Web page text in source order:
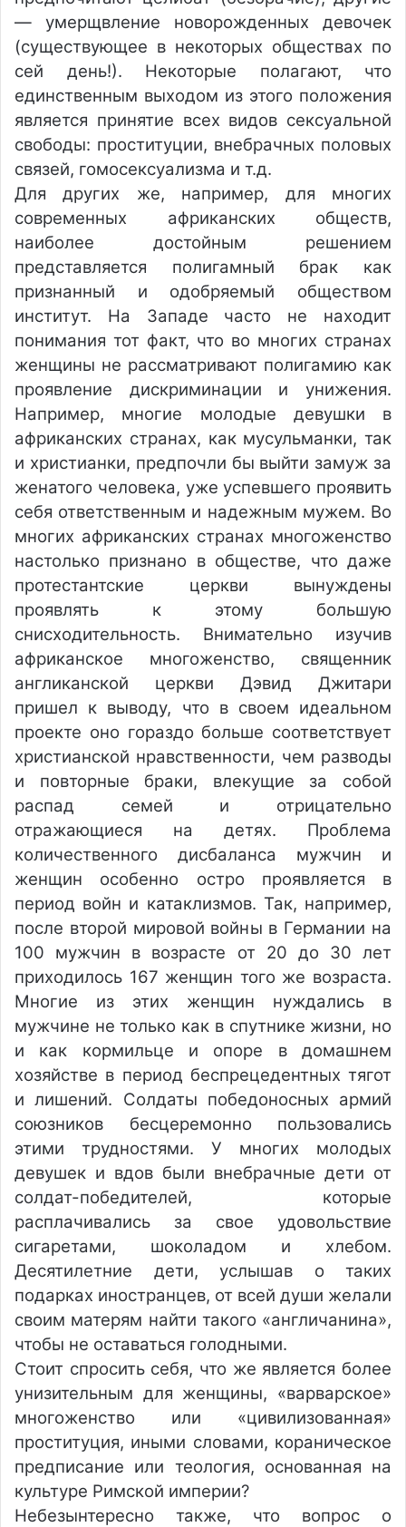
— умерщвление новорожденных девочек
(существующее в некоторых обществах по
сей день!). Некоторые полагают, что
единственным выходом из этого положения
является принятие всех видов сексуальной
свободы: проституции, внебрачных половых
связей, гомосексуализма и т.д.
Для других же, например, для многих
современных африканских обществ,
наиболее достойным решением
представляется полигамный брак как
признанный и одобряемый обществом
институт. На Западе часто не находит
понимания тот факт, что во многих странах
женщины не рассматривают полигамию как
проявление дискриминации и унижения.
Например, многие молодые девушки в
африканских странах, как мусульманки, так
и христианки, предпочли бы выйти замуж за
женатого человека, уже успевшего проявить
себя ответственным и надежным мужем. Во
многих африканских странах многоженство
настолько признано в обществе, что даже
протестантские церкви вынуждены
проявлять к этому большую
снисходительность. Внимательно изучив
африканское многоженство, священник
англиканской церкви Дэвид Джитари
пришел к выводу, что в своем идеальном
проекте оно гораздо больше соответствует
христианской нравственности, чем разводы
и повторные браки, влекущие за собой
распад семей и отрицательно
отражающиеся на детях. Проблема
количественного дисбаланса мужчин и
женщин особенно остро проявляется в
период войн и катаклизмов. Так, например,
после второй мировой войны в Германии на
100 мужчин в возрасте от 20 до 30 лет
приходилось 167 женщин того же возраста.
Многие из этих женщин нуждались в
мужчине не только как в спутнике жизни, но
и как кормильце и опоре в домашнем
хозяйстве в период беспрецедентных тягот
и лишений. Солдаты победоносных армий
союзников бесцеремонно пользовались
этими трудностями. У многих молодых
девушек и вдов были внебрачные дети от
солдат-победителей, которые
расплачивались за свое удовольствие
сигаретами, шоколадом и хлебом.
Десятилетние дети, услышав о таких
подарках иностранцев, от всей души желали
своим матерям найти такого «англичанина»,
чтобы не оставаться голодными.
Стоит спросить себя, что же является более
унизительным для женщины, «варварское»
многоженство или «цивилизованная»
проституция, иными словами, кораническое
предписание или теология, основанная на
культуре Римской империи?
Небезынтересно также, что вопрос о